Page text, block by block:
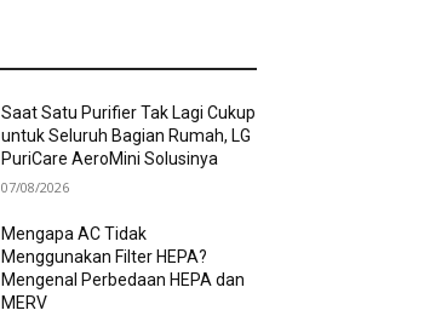
Saat Satu Purifier Tak Lagi Cukup
untuk Seluruh Bagian Rumah, LG
PuriCare AeroMini Solusinya
07/08/2026
Mengapa AC Tidak
Menggunakan Filter HEPA?
Mengenal Perbedaan HEPA dan
MERV